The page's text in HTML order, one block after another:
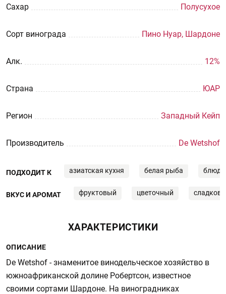
Сахар Полусухое
Сорт винограда Пино Нуар, Шардоне
Aлк. 12%
Страна ЮАР
Регион Западный Кейп
Производитель De Wetshof
ПОДХОДИТ К азиатская кухня белая рыба блюда
ВКУС И АРОМАТ фруктовый цветочный
ХАРАКТЕРИСТИКИ
ОПИСАНИЕ
De Wetshof - знаменитое винодельческое хозяйство в
южноафриканской долине Робертсон, известное
своими сортами Шардоне. На виноградниках